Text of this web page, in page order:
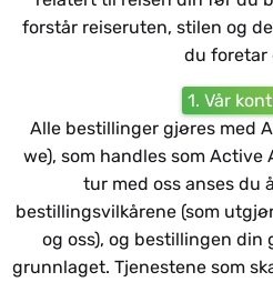
forstår reiseruten, stilen og
du foretar
1. Vår
Alle bestillinger gjøres med
we), som handles som Active
tur med oss anses du
bestillingsvilkårene (som
og oss), og bestillingen din
grunnlaget. Tjenestene som